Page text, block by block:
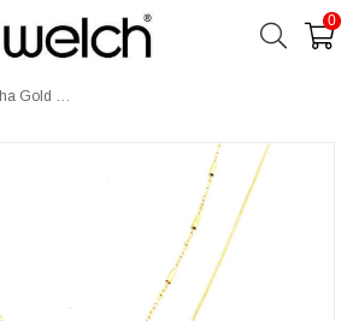
0
Keisha Gold Çelik Kolye